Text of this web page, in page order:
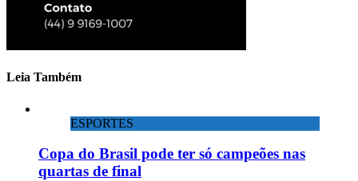
Leia Também
ESPORTES
Copa do Brasil pode ter só campeões nas
quartas de final